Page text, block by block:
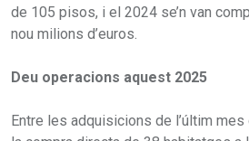
de 105 pisos, i el 2024 se’n van
nou milions d’euros.
Deu operacions aquest 2025
Entre les adquisicions de l’últim